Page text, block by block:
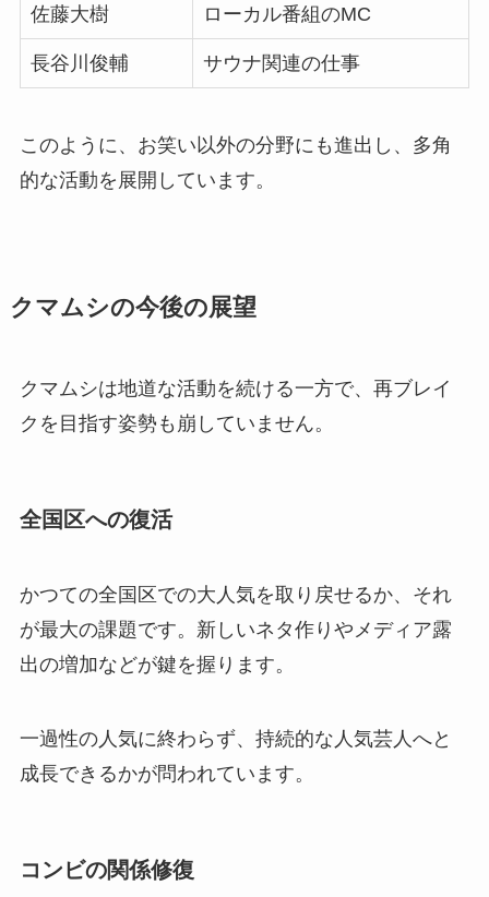
佐藤大樹 ローカル番組のMC
長谷川俊輔 サウナ関連の仕事
このように、お笑い以外の分野にも進出し、多角
的な活動を展開しています。
クマムシの今後の展望
クマムシは地道な活動を続ける一方で、再ブレイ
クを目指す姿勢も崩していません。
全国区への復活
かつての全国区での大人気を取り戻せるか、それ
が最大の課題です。新しいネタ作りやメディア露
出の増加などが鍵を握ります。
一過性の人気に終わらず、持続的な人気芸人へと
成長できるかが問われています。
コンビの関係修復